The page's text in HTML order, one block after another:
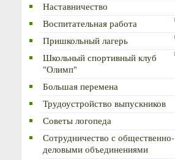
Наставничество
Воспитательная работа
Пришкольный лагерь
Школьный спортивный клуб
"Олимп"
Большая перемена
Трудоустройство выпускников
Советы логопеда
Сотрудничество с общественно-
деловыми объединениями